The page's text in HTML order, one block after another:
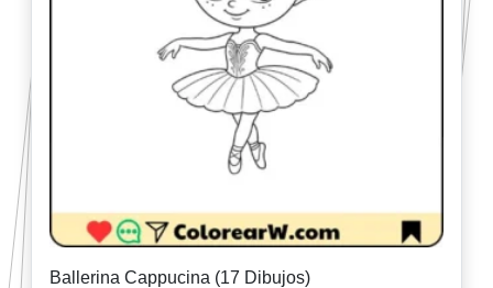
Ballerina Cappucina (17 Dibujos)